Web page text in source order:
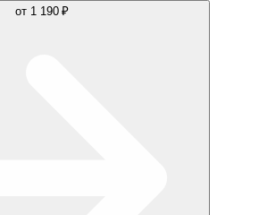
от 1 190 ₽